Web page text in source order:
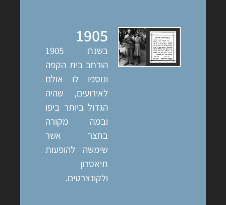
1905
בשנת 1905
הורחב בית הקפה
ונוספו לו אולם
לאירועים, שהיה
הגדול ביותר ביפו
ובמה מקורה
בחצר אשר
שימשה להופעות
תיאטרון
ולקונצרטים.